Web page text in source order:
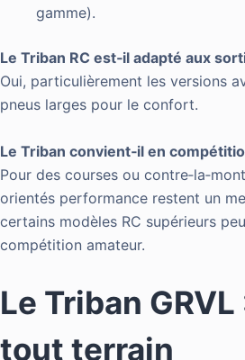
gamme).
Le Triban RC est‑il adapté aux
Oui, particulièrement les versions
pneus larges pour le confort.
Le Triban convient‑il en
Pour des courses ou
orientés performance restent un
certains modèles RC supérieurs
compétition amateur.
Le Triban
tout terrain